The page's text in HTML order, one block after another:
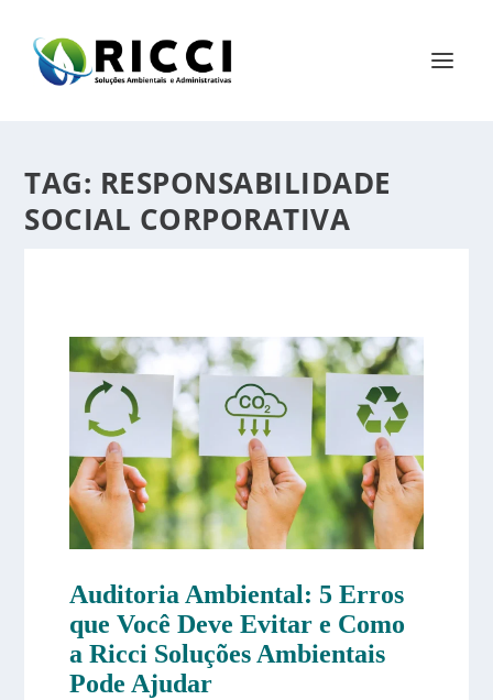
TAG: RESPONSABILIDADE
SOCIAL CORPORATIVA
Auditoria Ambiental: 5 Erros
que Você Deve Evitar e Como
a Ricci Soluções Ambientais
Pode Ajudar